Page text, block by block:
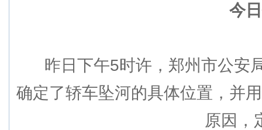
今
昨日下午5时许，郑州市公安
确定了轿车坠河的具体位置，并
原因，